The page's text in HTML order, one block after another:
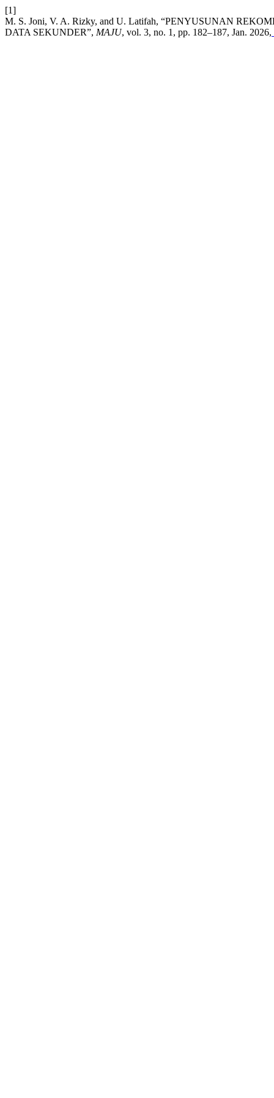
[1]
M. S. Joni, V. A. Rizky, and U. Latifah, “PENYUSUNAN
DATA SEKUNDER”, MAJU, vol. 3, no. 1, pp. 182–187, Jan. 2026,